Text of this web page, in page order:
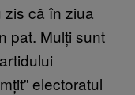
zis că în ziua
pat. Mulți sunt
electoratul